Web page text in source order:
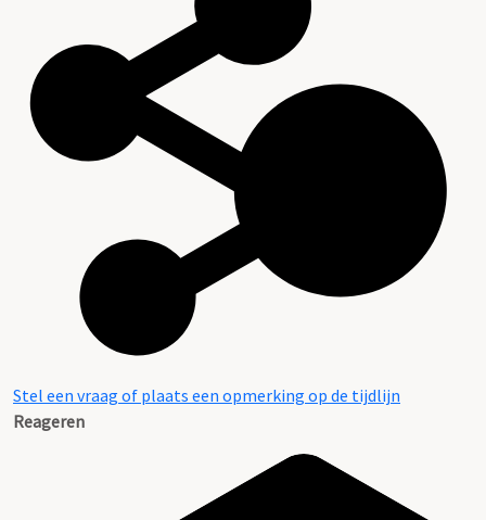
Stel een vraag of plaats een opmerking op de tijdlijn
Reageren